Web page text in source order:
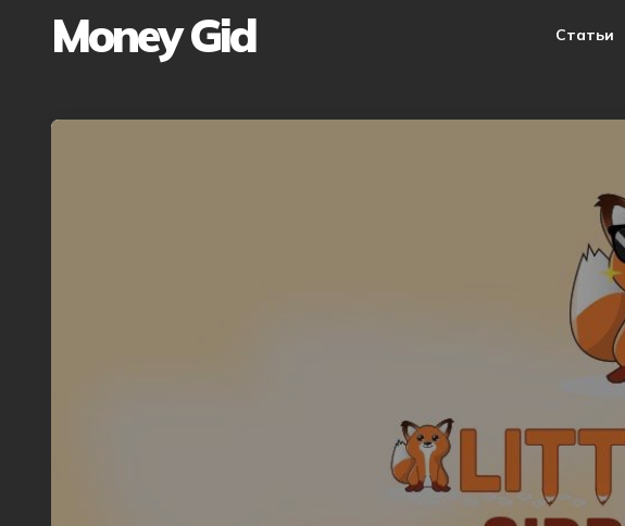
Money Gid Статьи